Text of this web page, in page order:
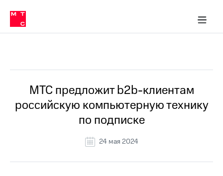
Медиа-центр
и акционерам
Устойчивое развитие
Комплаенс и деловая этика
компании
Карьера
История
компании
Руководство
информация
в МТС
Пресс-
релизы
о технологиях
МТС предложит b2b-клиентам
российскую компьютерную технику
по подписке
24 мая 2024